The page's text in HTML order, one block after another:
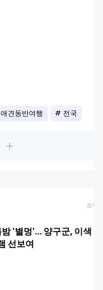
애견동반여행 전국
모두
'별멍'… 양구군, 이색
선보여